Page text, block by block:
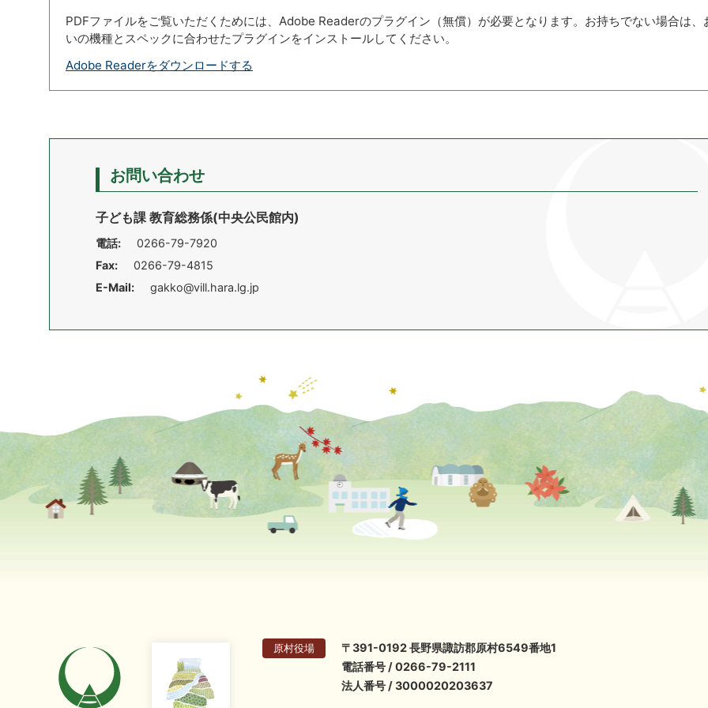
PDFファイルをご覧いただくためには、Adobe Readerのプラグイン（無償）が必要となります。お持ちでない場合は、
いの機種とスペックに合わせたプラグインをインストールしてください。
Adobe Readerをダウンロードする
お問い合わせ
子ども課 教育総務係(中央公民館内)
電話:
0266-79-7920
Fax:
0266-79-4815
E-Mail:
gakko@vill.hara.lg.jp
原村役場
〒391-0192 長野県諏訪郡原村6549番地1
電話番号 / 0266-79-2111
法人番号 / 3000020203637